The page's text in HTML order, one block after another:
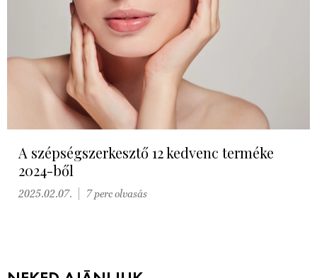
A szépségszerkesztő 12 kedvenc terméke
2024-ből
2025.02.07. 7 perc olvasás